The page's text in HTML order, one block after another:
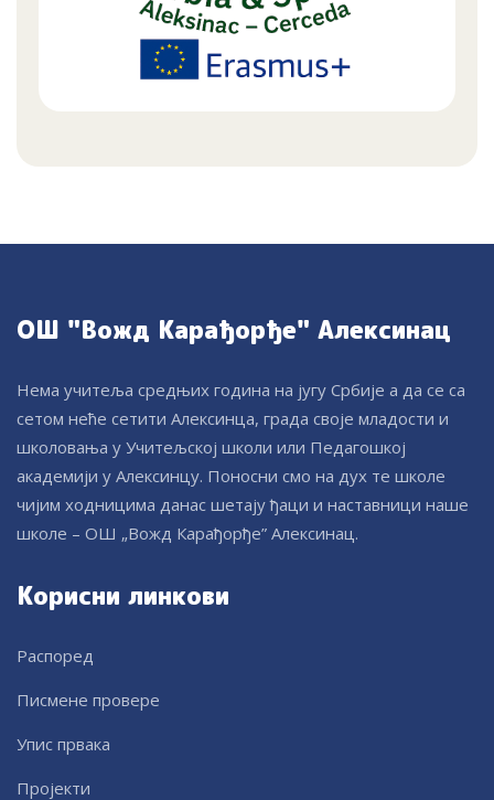
ОШ "Вожд Карађорђе" Алексинац
Нема учитеља средњих година на југу Србије а да се са
сетом неће сетити Алексинца, града своје младости и
школовања у Учитељској школи или Педагошкој
академији у Алексинцу. Поносни смо на дух те школе
чијим ходницима данас шетају ђаци и наставници наше
школе – ОШ „Вожд Карађорђе” Алексинац.
Корисни линкови
Распоред
Писмене провере
Упис првака
Пројекти